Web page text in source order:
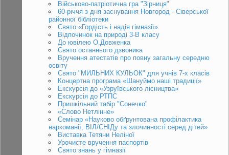
Військово-патріотична гра "Зірниця"
60-річчя з дня заснування Новгород - Сіверської
районної бібліотеки
Свято «Гордість і надія гімназії»
Відпочинок на природі 3-В класу
До ювілею О.Довженка
Свято останнього дзвоника
Вручення атестатів про повну загальну середню
освіту
Свято "МИЛЬНИХ КУЛЬОК" для учнів 7-х класів
Концертна програма «Шануймо наші традиції»
Екскурсія до «Узруївського лісництва»
Екскурсія до РТПС
Пришкільний табір "Сонечко"
«Слово Нетлінне»
Семінар «Науково обґрунтована профілактика
наркоманії, ВІЛ/СНІДу та злочинності серед дітей»
Виставка Тетяни Неліної
Урочисте вручення паспортів
Свято знань у гімназії